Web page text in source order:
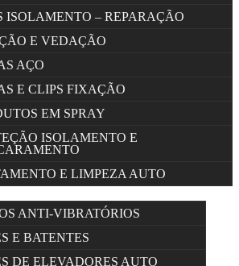
ISOLAMENTO – REPARAÇÃO
E VEDAÇÃO
AÇO
E CLIPS FIXAÇÃO
EM SPRAY
ISOLAMENTO E
E LIMPEZA AUTO
ANTI-VIBRATÓRIOS
E BATENTES
DE ELEVADORES AUTO